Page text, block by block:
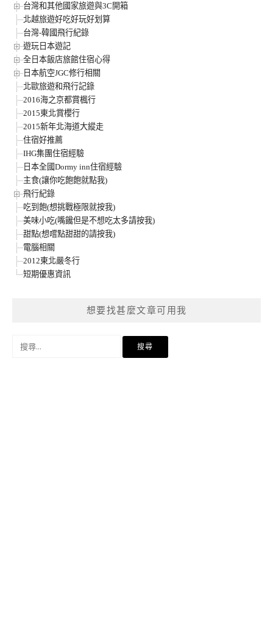
台灣和其他國家旅遊與3C開箱
北越旅遊好吃好玩好划算
台灣-韓國飛行紀錄
遊玩日本遊記
全日本飯店旅館住宿心得
日本航空JGC修行相關
北歐旅遊和飛行記錄
2016海之京都賞楓行
2015東北賞櫻行
2015新年北海道大縱走
住宿好推薦
IHG集團住宿經驗
日本全國Dormy inn住宿經驗
主食(讓你吃飽飽就點我)
飛行紀錄
吃到飽(想挑戰極限就按我)
美味小吃(嘴饞但是不想吃太多請按我)
甜點(想嚐點甜甜的請按我)
電腦相關
2012東北嚴冬行
短期優惠資訊
想要找甚麼文章可用我